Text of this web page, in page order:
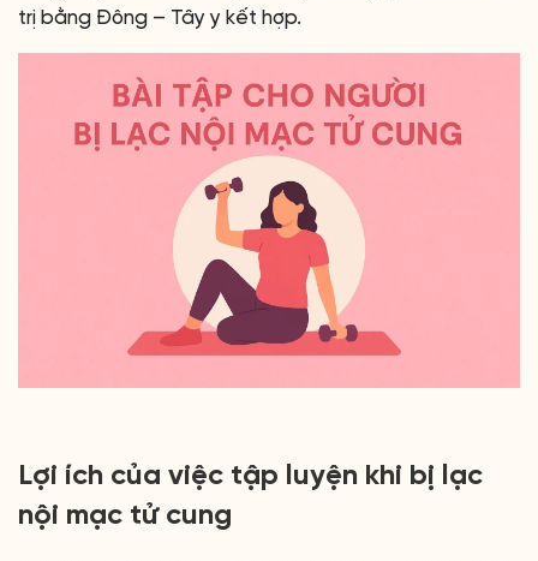
trị bằng Đông – Tây y kết hợp.
Lợi ích của việc tập luyện khi bị lạc
nội mạc tử cung